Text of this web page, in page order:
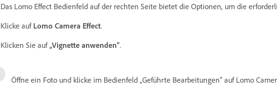
Das Lomo Effect Bedienfeld auf der rechten Seite bietet die Optionen, um die
Klicke auf Lomo Camera Effect.
Klicken Sie auf „Vignette anwenden“.
Öffne ein Foto und klicke im Bedienfeld „Geführte Bearbeitungen" auf Lomo